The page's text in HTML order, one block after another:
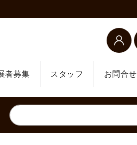
者募集 スタッフ お問合せ